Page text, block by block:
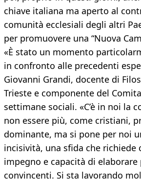
chiave italiana ma aperto al
comunità ecclesiali degli altri
per promuovere una “Nuova
«È stato un momento
in confronto alle precedenti
Giovanni Grandi, docente di
Trieste e componente del
settimane sociali. «C’è in noi la
non essere più, come cristiani,
dominante, ma si pone per noi
incisività, una sfida che richiede
impegno e capacità di
convincenti. Si sta lavorando